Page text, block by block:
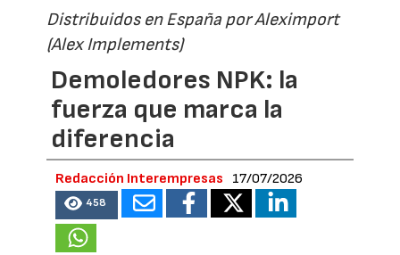
Distribuidos en España por Aleximport
(Alex Implements)
Demoledores NPK: la
fuerza que marca la
diferencia
Redacción Interempresas 17/07/2026
458